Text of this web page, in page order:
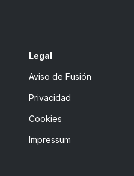
Legal
Aviso de Fusión
Privacidad
Cookies
Impressum